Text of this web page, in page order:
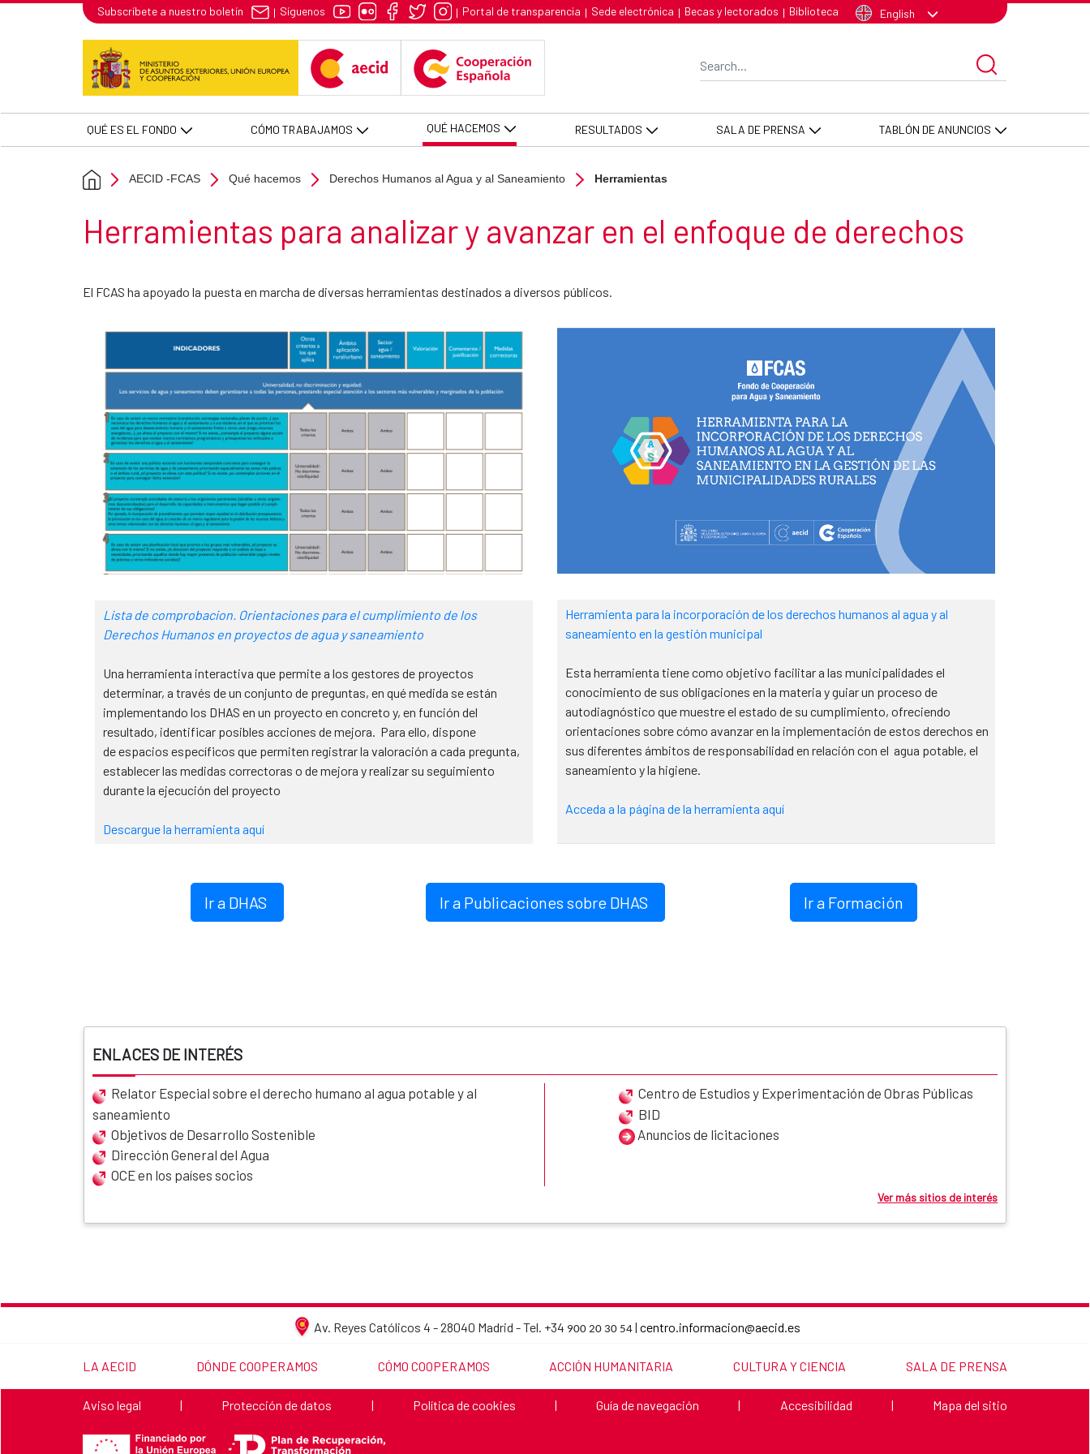
Skip to Main Content
Herramientas - AECID -FCAS
Subscríbete a nuestro boletín | Síguenos | Portal de transparencia | Sede electrónica | Becas y lectorados | Biblioteca English
QUÉ ES EL FONDO CÓMO TRABAJAMOS QUÉ HACEMOS RESULTADOS SALA DE PRENSA TABLÓN DE ANUNCIOS
AECID -FCAS Qué hacemos Derechos Humanos al Agua y al Saneamiento Herramientas
Herramientas para analizar y avanzar en el enfoque de derechos
El FCAS ha apoyado la puesta en marcha de diversas herramientas destinados a diversos públicos.
Lista de comprobacion. Orientaciones para el cumplimiento de los
Derechos Humanos en proyectos de agua y saneamiento
Una herramienta interactiva que permite a los gestores de proyectos
determinar, a través de un conjunto de preguntas, en qué medida se están
implementando los DHAS en un proyecto en concreto y, en función del
resultado, identificar posibles acciones de mejora. Para ello, dispone
de espacios específicos que permiten registrar la valoración a cada pregunta,
establecer las medidas correctoras o de mejora y realizar su seguimiento
durante la ejecución del proyecto
Descargue la herramienta aquí
Herramienta para la incorporación de los derechos humanos al agua y al
saneamiento en la gestión municipal
Esta herramienta tiene como objetivo facilitar a las municipalidades el
conocimiento de sus obligaciones en la materia y guiar un proceso de
autodiagnóstico que muestre el estado de su cumplimiento, ofreciendo
orientaciones sobre cómo avanzar en la implementación de estos derechos en
sus diferentes ámbitos de responsabilidad en relación con el agua potable, el
saneamiento y la higiene.
Acceda a la página de la herramienta aquí
Ir a DHAS Ir a Publicaciones sobre DHAS Ir a Formación
ENLACES DE INTERÉS
Relator Especial sobre el derecho humano al agua potable y al
saneamiento
Objetivos de Desarrollo Sostenible
Dirección General del Agua
Centro de Estudios y Experimentación de Obras Públicas
BID
Anuncios de licitaciones
OCE en los países socios
Ver más sitios de interés
Av. Reyes Católicos 4 - 28040 Madrid - Tel. +34 900 20 30 54| centro.informacion@aecid.es
AECID contact details
LINK TO THE WEBSITE:
LA AECID LINK TO THE WEBSITE:
DÓNDE COOPERAMOS LINK TO THE WEBSITE:
CÓMO COOPERAMOS LINK TO THE WEBSITE:
ACCIÓN HUMANITARIA LINK TO THE WEBSITE:
CULTURA Y CIENCIA LINK TO THE WEBSITE:
SALA DE PRENSA
Link to the website:
Aviso legal | Link to the website:
Protección de datos | Link to the website:
Política de cookies | Link to the website:
Guía de navegación | Link to the website:
Accesibilidad | Link to the website:
Mapa del sitio